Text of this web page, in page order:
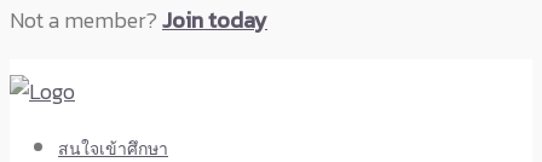
Not a member?Join today
สนใจเข้าศึกษา